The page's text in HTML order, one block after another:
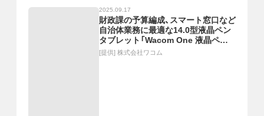
2025.09.17
財政課の予算編成、スマート窓口など
自治体業務に最適な14.0型液晶ペン
タブレット「Wacom One 液晶ペン
タブレット 14」登場
[提供] 株式会社ワコム